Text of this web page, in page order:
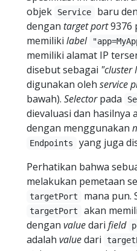
objek
Service baru
dengan target port9376
memiliki label
memiliki alamat IP
disebut sebagai "cluster
digunakan oleh service
bawah). Selectorpada
dievaluasi dan hasilnya
dengan menggunakan
Endpoints yang juga
Perhatikan bahwa
melakukan pemetaan
targetPort mana pun.
targetPort akan
dengan valuedari field
adalah valuedari